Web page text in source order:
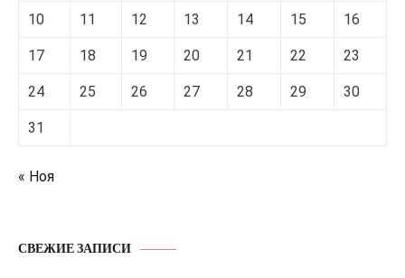
10 11 12 13 14 15 16
17 18 19 20 21 22 23
24 25 26 27 28 29 30
31
« Ноя
СВЕЖИЕ ЗАПИСИ